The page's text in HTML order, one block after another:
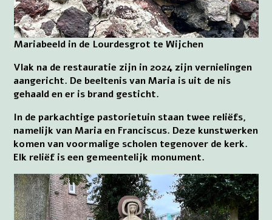
Mariabeeld in de Lourdesgrot te Wijchen
Vlak na de restauratie zijn in 2024 zijn vernielingen
aangericht. De beeltenis van Maria is uit de nis
gehaald en er is brand gesticht.
In de parkachtige pastorietuin staan twee reliëfs,
namelijk van Maria en Franciscus. Deze kunstwerken
komen van voormalige scholen tegenover de kerk.
Elk reliëf is een gemeentelijk monument.